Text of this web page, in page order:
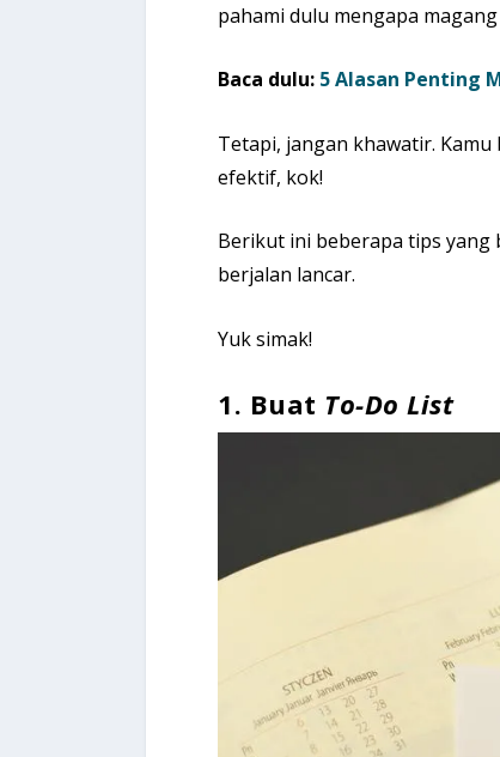
pahami dulu mengapa
Baca dulu: 5 Alasan Penting
Tetapi, jangan khawatir.
efektif, kok!
Berikut ini beberapa tips yang
berjalan lancar.
Yuk simak!
1. Buat To-Do List